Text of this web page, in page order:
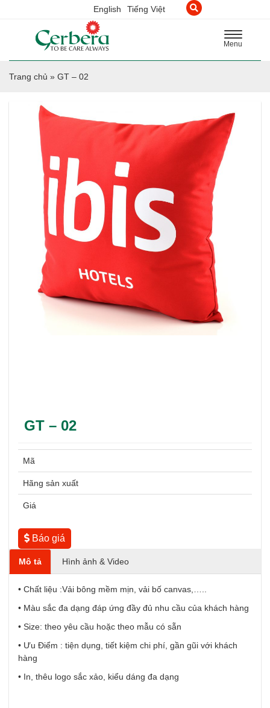
English Tiếng Việt
Toggle
navigation
Menu
Trang chủ » GT – 02
GT – 02
Mã
Hãng sản xuất
Giá
Báo giá
Mô tả Hình ảnh & Video
• Chất liệu :Vải bông mềm mịn, vải bố canvas,…..
• Màu sắc đa dạng đáp ứng đầy đủ nhu cầu của khách hàng
• Size: theo yêu cầu hoặc theo mẫu có sẵn
• Ưu Điểm : tiện dụng, tiết kiệm chi phí, gần gũi với khách
hàng
• In, thêu logo sắc xảo, kiểu dáng đa dạng